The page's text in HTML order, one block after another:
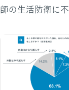
師の生活防衛に